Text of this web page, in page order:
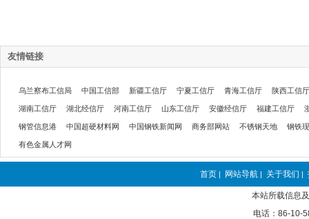
友情链接
乌兰察布工信局 中国工信部 新疆工信厅 宁夏工信厅 青海工信厅 陕西工信厅
湖南工信厅 湖北经信厅 河南工信厅 山东工信厅 安徽经信厅 福建工信厅
钢管信息港 中国超硬材料网 中国钢铁新闻网 商务部网站 不锈钢天地 钢铁
有色金属人才网
首页 | 网站导航 | 关于我们 |
本站所载信息
电话：86-10-